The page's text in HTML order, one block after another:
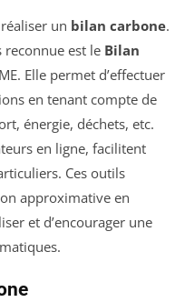
un bilan carbone.
reconnue est le Bilan
Elle permet d’effectuer
en tenant compte de
énergie, déchets, etc.
en ligne, facilitent
Ces outils
approximative en
et d’encourager une